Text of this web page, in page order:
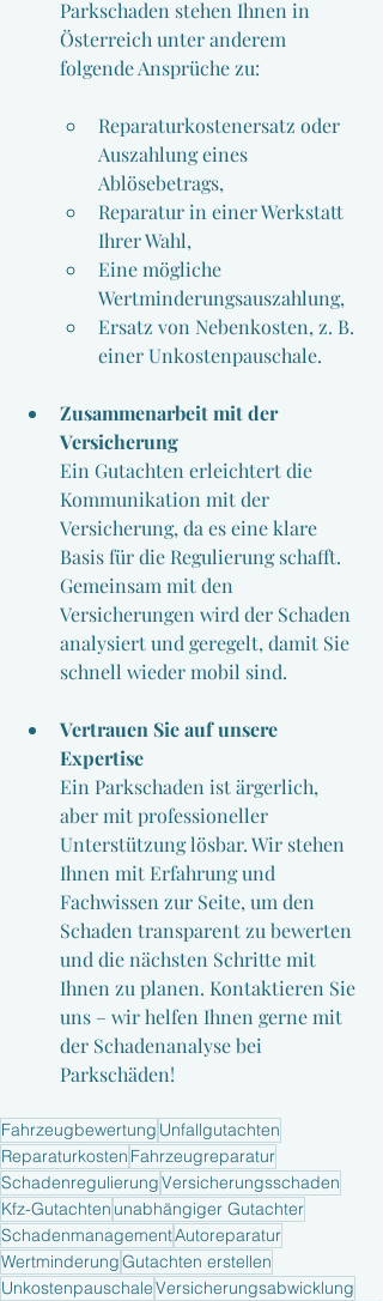
Parkschaden stehen Ihnen in
Österreich unter anderem
folgende Ansprüche zu:
Reparaturkostenersatz oder
Auszahlung eines
Ablösebetrags,
Reparatur in einer Werkstatt
Ihrer Wahl,
Eine mögliche
Wertminderungsauszahlung,
Ersatz von Nebenkosten, z. B.
einer Unkostenpauschale.
Zusammenarbeit mit der
Versicherung
Ein Gutachten erleichtert die
Kommunikation mit der
Versicherung, da es eine klare
Basis für die Regulierung schafft.
Gemeinsam mit den
Versicherungen wird der Schaden
analysiert und geregelt, damit Sie
schnell wieder mobil sind.
Vertrauen Sie auf unsere
Expertise
Ein Parkschaden ist ärgerlich,
aber mit professioneller
Unterstützung lösbar. Wir stehen
Ihnen mit Erfahrung und
Fachwissen zur Seite, um den
Schaden transparent zu bewerten
und die nächsten Schritte mit
Ihnen zu planen. Kontaktieren Sie
uns – wir helfen Ihnen gerne mit
der Schadenanalyse bei
Parkschäden!
Fahrzeugbewertung Unfallgutachten
Reparaturkosten Fahrzeugreparatur
SchadenregulierungVersicherungsschaden
Kfz-Gutachten unabhängiger Gutachter
SchadenmanagementAutoreparatur
WertminderungGutachten erstellen
UnkostenpauschaleVersicherungsabwicklung